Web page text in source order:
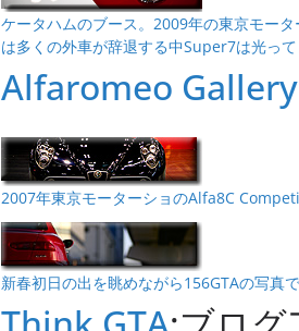
ケータハムのブース。2009年の東京モータ
は多くの外車が辞退する中Super7は光って
Alfaromeo Gallery
2007年東京モーターショのAlfa8C
新春初日の出を眺めながら156GTAの写真